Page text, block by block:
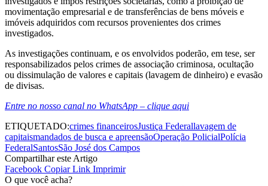
movimentação empresarial e de transferências de bens móveis e
imóveis adquiridos com recursos provenientes dos crimes
investigados.
As investigações continuam, e os envolvidos poderão, em tese, ser
responsabilizados pelos crimes de associação criminosa, ocultação
ou dissimulação de valores e capitais (lavagem de dinheiro) e evasão
de divisas.
Entre no nosso canal no WhatsApp – clique aqui
ETIQUETADO:crimes financeirosJustiça Federallavagem de
capitaismandados de busca e apreensãoOperação PolicialPolícia
FederalSantosSão José dos Campos
Compartilhar este Artigo
Facebook Copiar Link Imprimir
O que você acha?